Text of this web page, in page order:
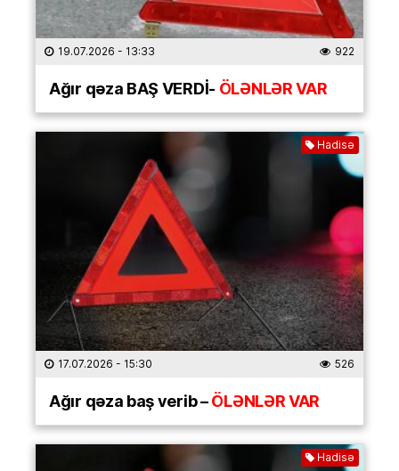
19.07.2026 - 13:33 922
Ağır qəza BAŞ VERDİ- ÖLƏNLƏR VAR
Hadisə
17.07.2026 - 15:30 526
Ağır qəza baş verib –ÖLƏNLƏR VAR
Hadisə